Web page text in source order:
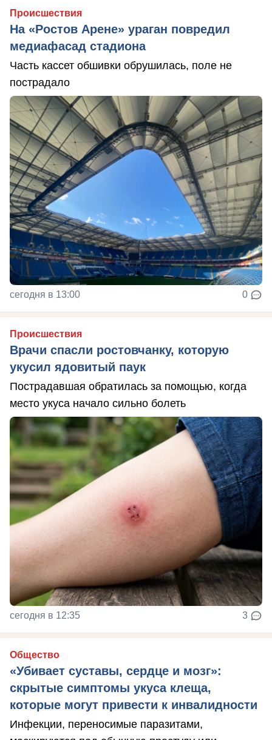
Происшествия
На «Ростов Арене» ураган повредил
медиафасад стадиона
Часть кассет обшивки обрушилась, поле не
пострадало
сегодня в 13:00 0
Происшествия
Врачи спасли ростовчанку, которую
укусил ядовитый паук
Пострадавшая обратилась за помощью, когда
место укуса начало сильно болеть
сегодня в 12:35 3
Общество
«Убивает суставы, сердце и мозг»:
скрытые симптомы укуса клеща,
которые могут привести к инвалидности
Инфекции, переносимые паразитами,